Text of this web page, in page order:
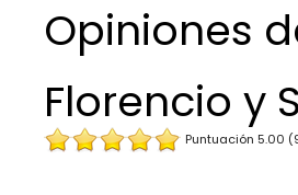
Opiniones
Florencio y
Puntuación 5.00